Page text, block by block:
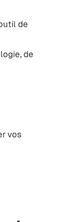
de
de
vos